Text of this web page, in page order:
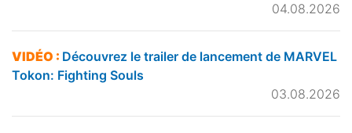
04.08.2026
VIDÉO : Découvrez le trailer de lancement de MARVEL
Tokon: Fighting Souls
03.08.2026